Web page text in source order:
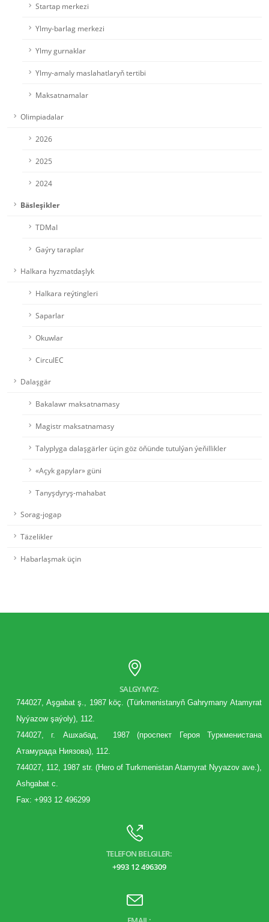
Startap merkezi
Ylmy-barlag merkezi
Ylmy gurnaklar
Ylmy-amaly maslahatlaryň tertibi
Maksatnamalar
Olimpiadalar
2026
2025
2024
Bäsleşikler
TDMaI
Gaýry taraplar
Halkara hyzmatdaşlyk
Halkara reýtingleri
Saparlar
Okuwlar
CirculEC
Dalaşgär
Bakalawr maksatnamasy
Magistr maksatnamasy
Talyplyga dalaşgärler üçin göz öňünde tutulýan ýeňillikler
«Açyk gapylar» güni
Tanyşdyryş-mahabat
Sorag-jogap
Täzelikler
Habarlaşmak üçin
SALGYMYZ:
744027, Aşgabat ş., 1987 köç. (Türkmenistanyň Gahrymany Atamyrat
Nyýazow şaýoly), 112.
744027, г. Aшхабад, 1987 (проспект Героя Туркменистана
Атамурада Ниязова), 112.
744027, 112, 1987 str. (Hero of Turkmenistan Atamyrat Nyyazov ave.),
Ashgabat c.
Fax: +993 12 496299
TELEFON BELGILER:
+993 12 496309